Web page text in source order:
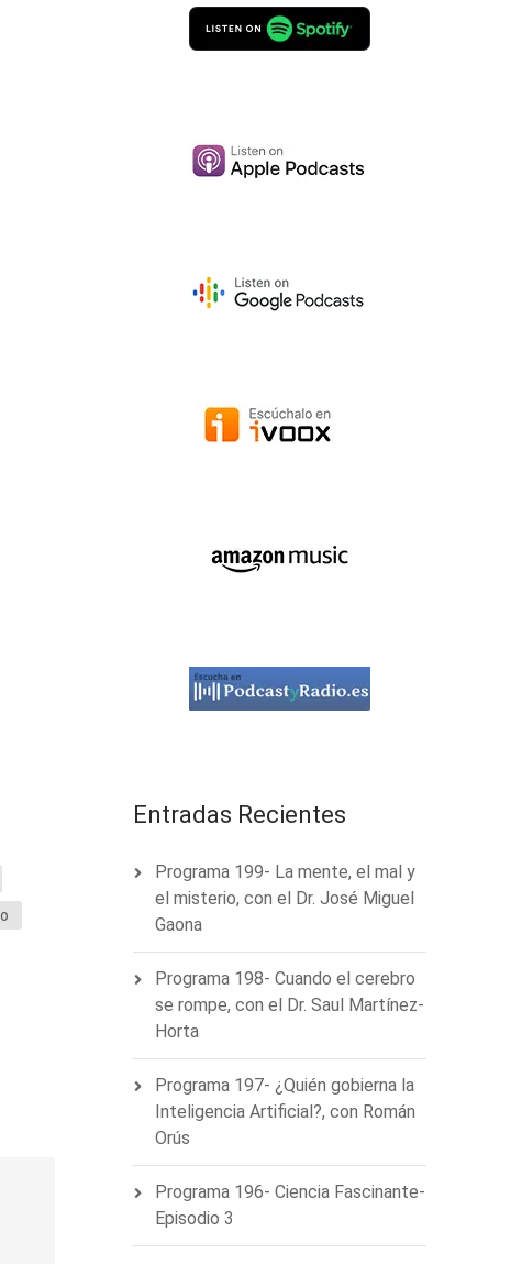
Entradas Recientes
Programa 199- La mente, el mal y
el misterio, con el Dr. José Miguel
Gaona
Programa 198- Cuando el cerebro
se rompe, con el Dr. Saul Martínez-
Horta
Programa 197- ¿Quién gobierna la
Inteligencia Artificial?, con Román
Orús
Programa 196- Ciencia Fascinante-
Episodio 3